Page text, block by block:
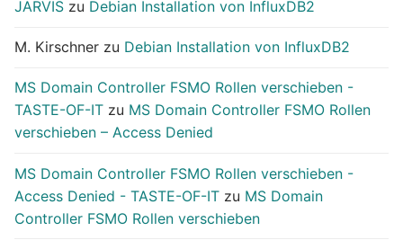
JARVIS zu Debian Installation von InfluxDB2
M. Kirschner zu Debian Installation von InfluxDB2
MS Domain Controller FSMO Rollen verschieben -
TASTE-OF-IT zu MS Domain Controller FSMO Rollen
verschieben – Access Denied
MS Domain Controller FSMO Rollen verschieben -
Access Denied - TASTE-OF-IT zu MS Domain
Controller FSMO Rollen verschieben